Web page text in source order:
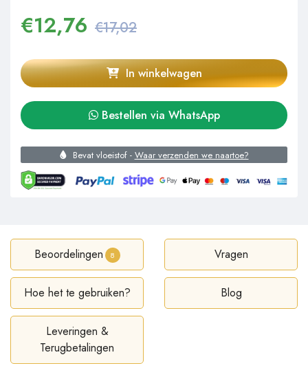
€12,76 €17,02
In winkelwagen
Bestellen via WhatsApp
Bevat vloeistof - Waar verzenden we naartoe?
Beoordelingen 8 Vragen
Hoe het te gebruiken? Blog
Leveringen &
Terugbetalingen